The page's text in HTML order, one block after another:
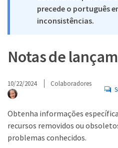
precede o português
inconsistências.
Notas de
10/22/2024 Colaboradores
Obtenha informações
recursos removidos ou
problemas conhecidos.